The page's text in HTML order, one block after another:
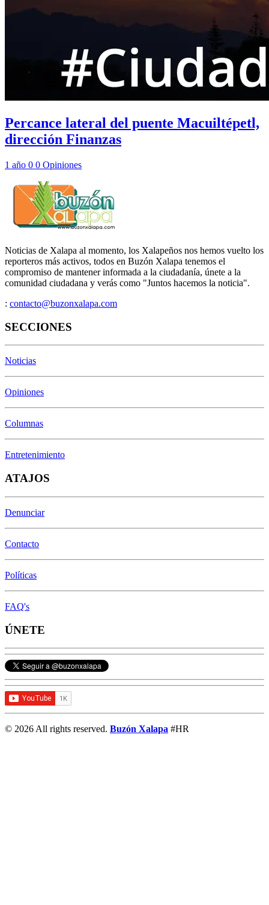
Percance lateral del puente Macuiltépetl,
dirección Finanzas
1 año 0 0 Opiniones
Noticias de Xalapa al momento, los Xalapeños nos hemos vuelto los
reporteros más activos, todos en Buzón Xalapa tenemos el
compromiso de mantener informada a la ciudadanía, únete a la
comunidad ciudadana y verás como "Juntos hacemos la noticia".
: contacto@buzonxalapa.com
SECCIONES
Noticias
Opiniones
Columnas
Entretenimiento
ATAJOS
Denunciar
Contacto
Políticas
FAQ's
ÚNETE
© 2026 All rights reserved. Buzón Xalapa #HR